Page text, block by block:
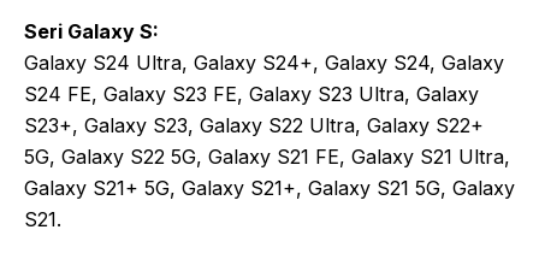
Seri Galaxy S:
Galaxy S24 Ultra, Galaxy S24+, Galaxy S24, Galaxy
S24 FE, Galaxy S23 FE, Galaxy S23 Ultra, Galaxy
S23+, Galaxy S23, Galaxy S22 Ultra, Galaxy S22+
5G, Galaxy S22 5G, Galaxy S21 FE, Galaxy S21 Ultra,
Galaxy S21+ 5G, Galaxy S21+, Galaxy S21 5G, Galaxy
S21.